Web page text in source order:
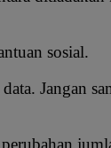
sosial.
Jangan